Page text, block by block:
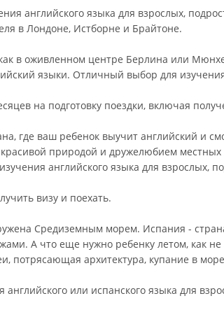
английского языка для взрослых,
в Лондоне, Истборне и Брайтоне.
в оживленном центре Берлина или
языки. Отличный выбор для
на подготовку поездки, включая
где ваш ребенок выучит английский и
природой и дружелюбием
английского языка для взрослых,
визу и поехать.
Средиземным морем. Испания -
А что еще нужно ребенку летом, как
потрясающая архитектура, купание в
или испанского языка для